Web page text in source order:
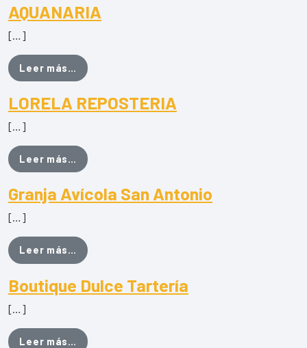
AQUANARIA
[…]
Leer más… from AQUANARIA
LORELA REPOSTERIA
[…]
Leer más… from LORELA REPOSTERIA
Granja Avícola San Antonio
[…]
Leer más… from Granja Avícola San Antonio
Boutique Dulce Tartería
[…]
Leer más… from Boutique Dulce Tartería